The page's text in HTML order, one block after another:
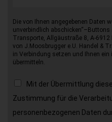
Die von Ihnen angegebenen Daten
unverbindlich abschicken“–Buttons
Transporte, Allgäustraße 8, A-
von J.Moosbrugger e.U. Handel &
in Verbindung setzen und Ihnen
übermitteln.
Mit der Übermittlung
Zustimmung für die
personenbezogenen Daten